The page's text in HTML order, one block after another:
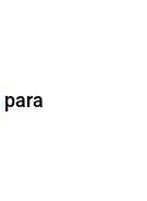
para